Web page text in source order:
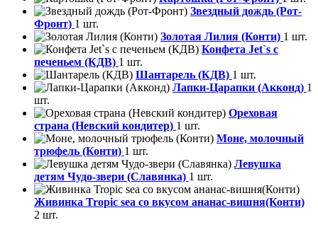
Звездный дождь (Рот-
Фронт) 1 шт.
Золотая Лилия (Конти) 1 шт.
Конфета Jet`s с
печеньем (КДВ) 1 шт.
Шантарель (КДВ) 1 шт.
Лапки-Царапки (Акконд) 1
шт.
Ореховая
страна (Невский кондитер) 1 шт.
Моне, молочный
трюфель (Конти) 1 шт.
Левушка
детям Чудо-звери (Славянка) 1 шт.
Живинка Tropic sea со вкусом ананас-вишня(Конти)
2 шт.